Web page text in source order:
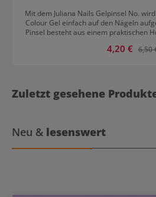
Mit dem Juliana Nails Gelpinsel No.
Colour Gel einfach auf den Nägeln
Pinsel besteht aus einem praktischen
Präzision bei der Arbeit aus. Reinigung des Juliana Nails Gelpinsels
ein Zellstoffpad mit dem Gel Cleaner
abstreifen. Nicht an den
Verkaufspreis:
4,20 € 6,50
Zuletzt gesehene
Neu & lesenswert